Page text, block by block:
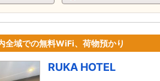
全域での無料WiFi、荷物預かり
RUKA HOTEL